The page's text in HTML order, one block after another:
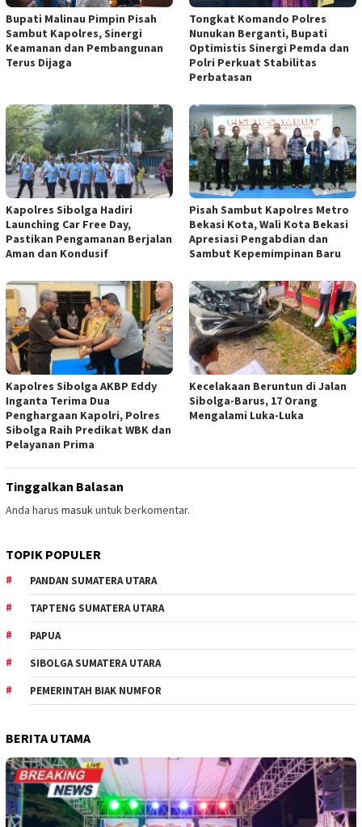
Bupati Malinau Pimpin Pisah
Sambut Kapolres, Sinergi
Keamanan dan Pembangunan
Terus Dijaga
Tongkat Komando Polres
Nunukan Berganti, Bupati
Optimistis Sinergi Pemda dan
Polri Perkuat Stabilitas
Perbatasan
Kapolres Sibolga Hadiri
Launching Car Free Day,
Pastikan Pengamanan Berjalan
Aman dan Kondusif
Pisah Sambut Kapolres Metro
Bekasi Kota, Wali Kota Bekasi
Apresiasi Pengabdian dan
Sambut Kepemimpinan Baru
Kapolres Sibolga AKBP Eddy
Inganta Terima Dua
Penghargaan Kapolri, Polres
Sibolga Raih Predikat WBK dan
Pelayanan Prima
Kecelakaan Beruntun di Jalan
Sibolga-Barus, 17 Orang
Mengalami Luka-Luka
Tinggalkan Balasan
Anda harus masukuntuk berkomentar.
TOPIK POPULER
PANDAN SUMATERA UTARA
TAPTENG SUMATERA UTARA
PAPUA
SIBOLGA SUMATERA UTARA
PEMERINTAH BIAK NUMFOR
BERITA UTAMA